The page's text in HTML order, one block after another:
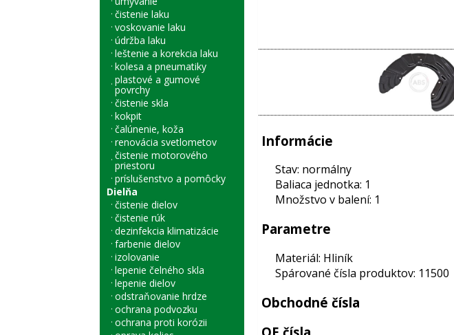
čistenie laku
voskovanie laku
údržba laku
leštenie a korekcia laku
kolesa a pneumatiky
plastové a gumové
povrchy
čistenie skla
kokpit
čalúnenie, koža
renovácia svetlometov
čistenie motorového
priestoru
príslušenstvo a pomôcky
Dielňa
čistenie dielov
čistenie rúk
dezinfekcia klimatizácie
farbenie dielov
izolovanie
lepenie čelného skla
lepenie dielov
odstraňovanie hrdze
ochrana podvozku
ochrana proti korózii
Informácie
Stav: normálny
Baliaca jednotka: 1
Množstvo v balení: 1
Parametre
Materiál: Hliník
Spárované čísla produktov: 11500
Obchodné čísla